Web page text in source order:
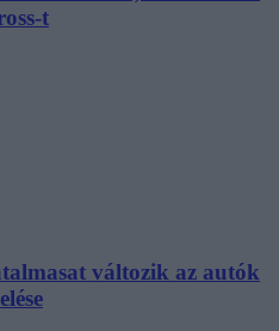
t
változik az autók